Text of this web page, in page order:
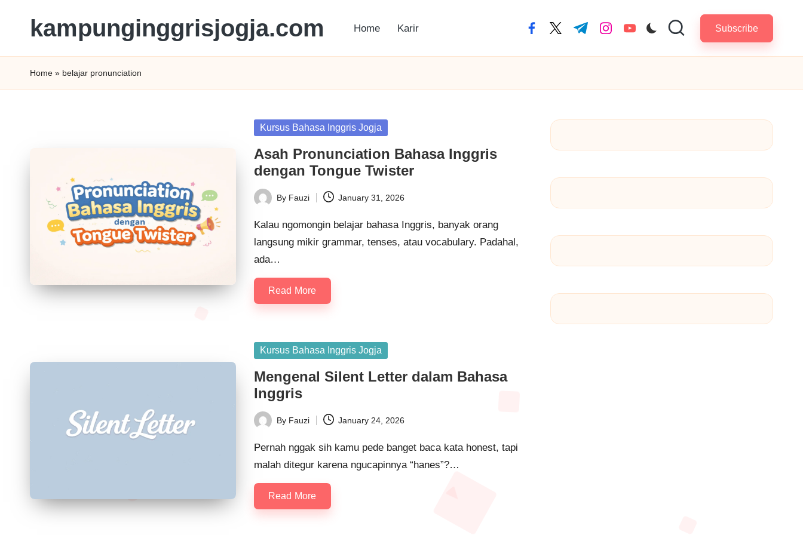
kampunginggrisjogja.com Home Karir Subscribe
Home » belajar pronunciation
Kursus Bahasa Inggris Jogja
Asah Pronunciation Bahasa Inggris
dengan Tongue Twister
By Fauzi January 31, 2026
Kalau ngomongin belajar bahasa Inggris, banyak orang
langsung mikir grammar, tenses, atau vocabulary. Padahal,
ada…
Read More
Kursus Bahasa Inggris Jogja
Mengenal Silent Letter dalam Bahasa
Inggris
By Fauzi January 24, 2026
Pernah nggak sih kamu pede banget baca kata honest, tapi
malah ditegur karena ngucapinnya “hanes”?…
Read More